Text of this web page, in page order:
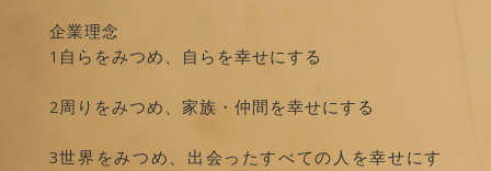
企業理念
1自らをみつめ、自らを幸せにする
2周りをみつめ、家族・仲間を幸せにする
3世界をみつめ、出会ったすべての人を幸せにす